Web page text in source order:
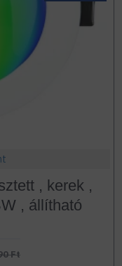
, kerek ,
, állítható
Ft